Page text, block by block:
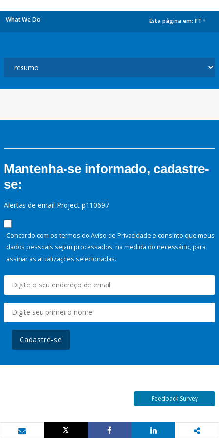
What We Do Esta página em: PT
Mantenha-se informado, cadastre-
se:
Alertas de email Project p110697
Concordo com os termos do Aviso de Privacidade e consinto que meus
dados pessoais sejam processados, na medida do necessário, para
assinar as atualizações selecionadas.
Cadastre-se
Feedback Survey